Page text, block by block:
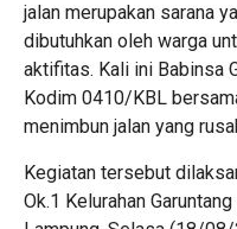
jalan merupakan sarana
dibutuhkan oleh warga
aktifitas. Kali ini Babinsa
Kodim 0410/KBL
menimbun jalan yang
Kegiatan tersebut
Ok.1 Kelurahan